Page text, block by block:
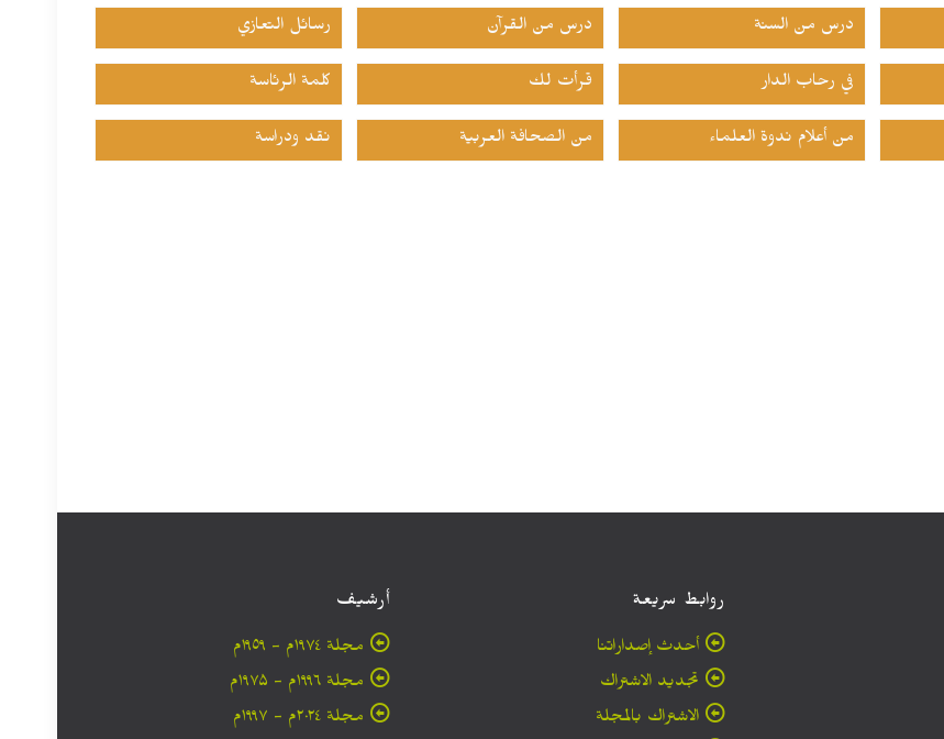
درس من السنة درس من القرآن رسائل التعازي
في رحاب الدار قرأت لك كلمة الرئاسة
من أعلام ندوة العلماء من الصحافة العربية نقد ودراسة
روابط سريعة
أحدث إصداراتنا
تجديد الاشتراك
الاشتراك بالمجلة
أرشيف
مجلة ۱۹۷٤م - ١٩٥٩م
مجلة ۱۹۹٦م - ۱۹۷۵م
مجلة ۲۰۲٤م - ۱۹۹۷م